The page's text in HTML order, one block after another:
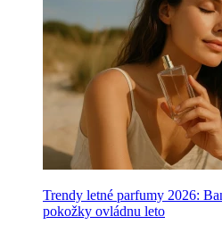
Trendy letné parfumy 2026:
pokožky ovládnu leto